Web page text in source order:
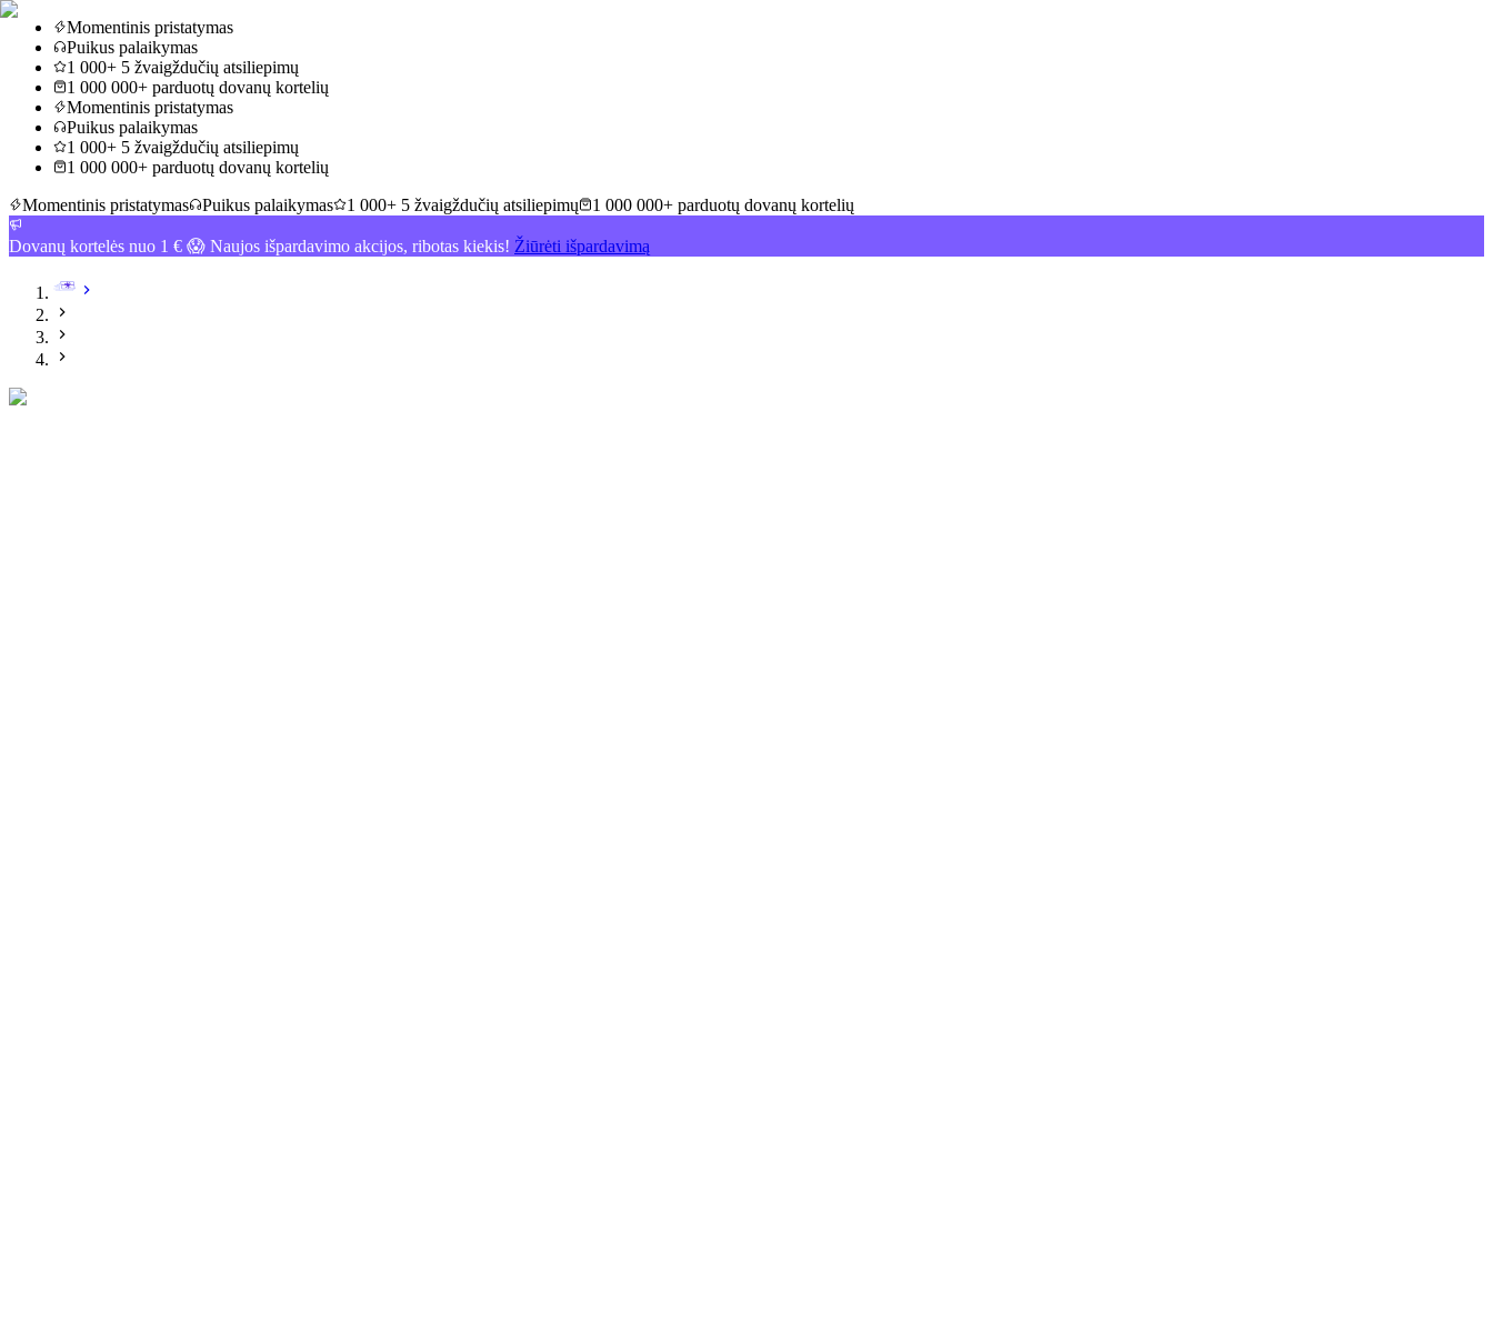
Momentinis pristatymas
Puikus palaikymas
1 000+ 5 žvaigždučių atsiliepimų
1 000 000+ parduotų dovanų kortelių
Momentinis pristatymas
Puikus palaikymas
1 000+ 5 žvaigždučių atsiliepimų
1 000 000+ parduotų dovanų kortelių
Momentinis pristatymas
Puikus palaikymas 1 000+ 5 žvaigždučių atsiliepimų 1 000 000+ parduotų dovanų kortelių
Dovanų kortelės nuo 1 € 😱 Naujos išpardavimo akcijos, ribotas kiekis! Žiūrėti išpardavimą